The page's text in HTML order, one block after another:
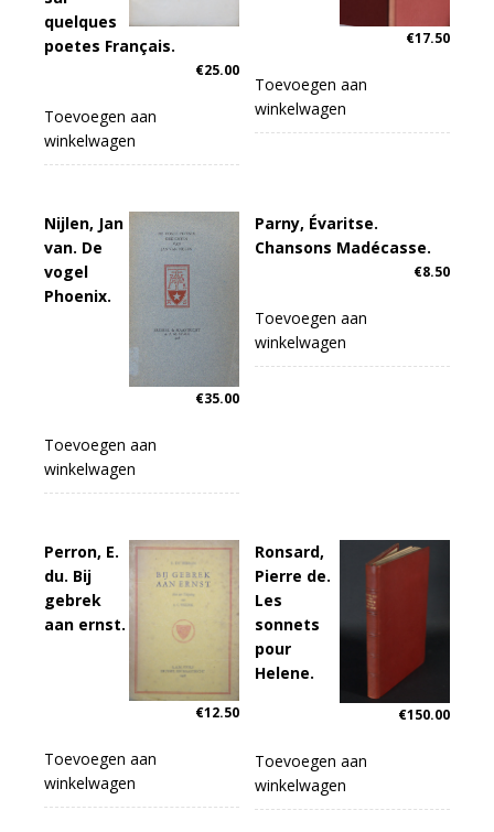
quelques
poetes Français.
€25.00
Toevoegen aan
winkelwagen
€17.50
Toevoegen aan
winkelwagen
Nijlen, Jan
van. De
vogel
Phoenix.
€35.00
Toevoegen aan
winkelwagen
Parny, Évaritse.
Chansons Madécasse.
€8.50
Toevoegen aan
winkelwagen
Perron, E.
du. Bij
gebrek
aan ernst.
€12.50
Toevoegen aan
winkelwagen
Ronsard,
Pierre de.
Les
sonnets
pour
Helene.
€150.00
Toevoegen aan
winkelwagen